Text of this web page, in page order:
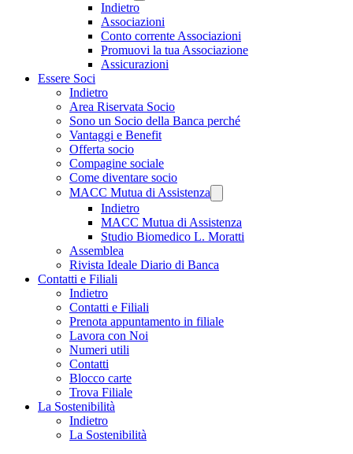
Indietro
Associazioni
Conto corrente Associazioni
Promuovi la tua Associazione
Assicurazioni
Essere Soci
Indietro
Area Riservata Socio
Sono un Socio della Banca perché
Vantaggi e Benefit
Offerta socio
Compagine sociale
Come diventare socio
MACC Mutua di Assistenza
Indietro
MACC Mutua di Assistenza
Studio Biomedico L. Moratti
Assemblea
Rivista Ideale Diario di Banca
Contatti e Filiali
Indietro
Contatti e Filiali
Prenota appuntamento in filiale
Lavora con Noi
Numeri utili
Contatti
Blocco carte
Trova Filiale
La Sostenibilità
Indietro
La Sostenibilità